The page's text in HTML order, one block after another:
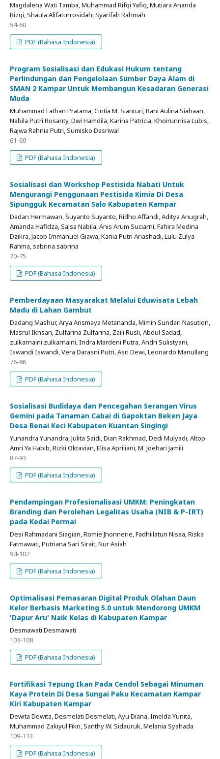
Magdalena Wati Tamba, Muhammad Rifqi Yafiq, Mutiara Ananda
Rizqi, Shaula Alifaturrosidah, Syarifah Rahmah
54-60
PDF (Bahasa Indonesia)
Program Sosialisasi dan Edukasi Hukum tentang
Perlindungan dan Pengelolaan Sumber Daya Alam di
SMAN 2 Kampar Untuk Membangun Kesadaran Generasi
Muda
Muhammad Fathan Pratama, Cintia M. Sianturi, Rani Aulina Siahaan,
Nabila Putri Rosanty, Dwi Hamdila, Karina Patricia, Khoirunnisa Lubis,
Rajwa Rahnia Putri, Sumisko Dasriwal
61-69
PDF (Bahasa Indonesia)
Sosialisasi dan Workshop Pestisida Nabati Untuk
Mengurangi Penggunaan Pestisida Kimia Di Desa
Sipungguk Kecamatan Salo Kabupaten Kampar
Dadan Hermawan, Suyanto Suyanto, Ridho Affandi, Aditya Anugrah,
Amanda Hafidza, Salsa Nabila, Anis Arum Suciarni, Fahira Medina
Dzikra, Jacob Immanuel Giawa, Kania Putri Ariashadi, Lulu Zulya
Rahma, sabrina sabrina
70-75
PDF (Bahasa Indonesia)
Pemberdayaan Masyarakat Melalui Eduwisata Lebah
Madu di Lahan Gambut
Dadang Mashur, Arya Arismaya Metananda, Mimin Sundari Nasution,
Masrul Ikhsan, Zulfarina Zulfarina, Zaili Rusli, Abdul Sadad,
zulkarnaini zulkarnaini, Indra Mardeni Putra, Andri Sulistyani,
Iswandi Iswandi, Vera Darasni Putri, Asri Dewi, Leonardo Manullang
76-86
PDF (Bahasa Indonesia)
Sosialisasi Budidaya dan Pencegahan Serangan Virus
Gemini pada Tanaman Cabai di Gapoktan Beken Jaya
Desa Benai Keci Kabupaten Kuantan Singingi
Yunandra Yunandra, Julita Saidi, Dian Rakhmad, Dedi Mulyadi, Altop
Amri Ya Habib, Rizki Oktavian, Elisa Apriliani, M. Joehari Jamili
87-93
PDF (Bahasa Indonesia)
Pendampingan Profesionalisasi UMKM: Peningkatan
Branding dan Perolehan Legalitas Usaha (NIB & P-IRT)
pada Kedai Permai
Desi Rahmadani Siagian, Romie Jhonnerie, Fadhiilatun Nisaa, Riska
Fatmawati, Putriana Sari Sirait, Nur Asiah
94-102
PDF (Bahasa Indonesia)
Optimalisasi Pemasaran Digital Produk Olahan Daun
Kelor Berbasis Marketing 5.0 untuk Mendorong UMKM
'Dapur Aru' Naik Kelas di Kabupaten Kampar
Desmawati Desmawati
103-108
PDF (Bahasa Indonesia)
Fortifikasi Tepung Ikan Pada Cendol Sebagai Minuman
Kaya Protein Di Desa Sungai Paku Kecamatan Kampar
Kiri Kabupaten Kampar
Dewita Dewita, Desmelati Desmelati, Ayu Diana, Imelda Yunita,
Muhammad Zakiyul Fikri, Santhy W. Sidauruk, Melania Syahada
109-113
PDF (Bahasa Indonesia)